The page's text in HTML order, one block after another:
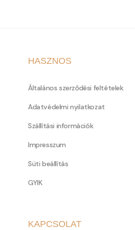
HASZNOS
Általános szerződési feltételek
Adatvédelmi nyilatkozat
Szállítási információk
Impresszum
Süti beállítás
GYIK
KAPCSOLAT